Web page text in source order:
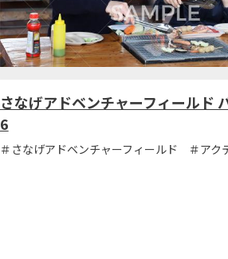
さなげアドベンチャーフィールド
6
＃さなげアドベンチャーフィールド ＃アク